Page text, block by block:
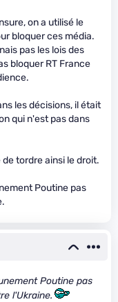
on a utilisé le
bloquer ces média.
pas les lois des
bloquer RT France
les décisions, il était
qui n'est pas dans
tordre ainsi le droit.
Poutine pas
Poutine pas
l'Ukraine.